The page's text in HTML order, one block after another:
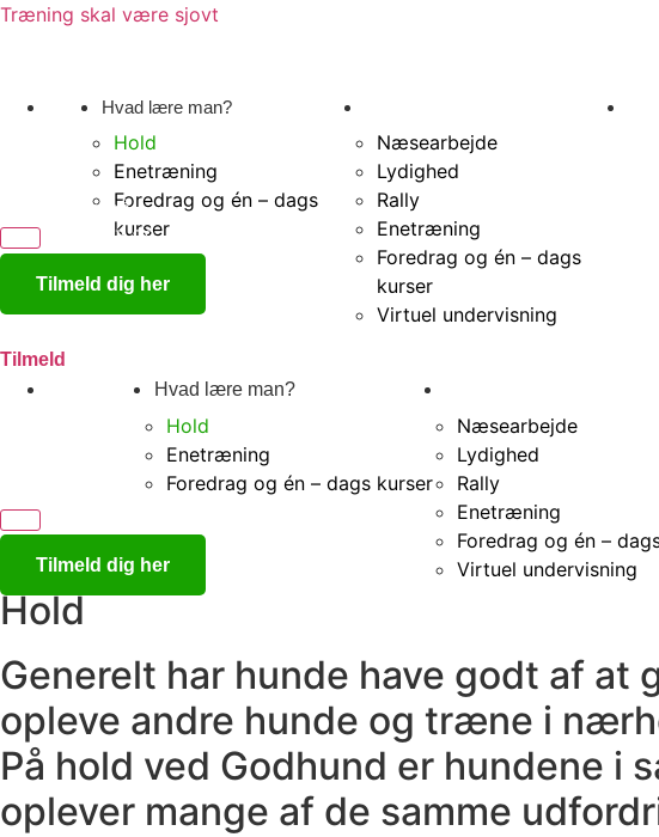
Træning skal være sjovt
Hvad lære man?
Hold
Enetræning
Foredrag og én – dags
kurser
Næsearbejde
Lydighed
Rally
Enetræning
Foredrag og én – dags
kurser
Virtuel undervisning
Ring til mig på
+45 40 55 97 88
Tilmeld dig her
Tilmeld
Hvad lære man?
Hold
Enetræning
Foredrag og én – dags kurser
Næsearbejde
Lydighed
Rally
Enetræning
Foredrag og én –
Virtuel undervisning
+45 40 55 97 88
Tilmeld dig her
Hold
Generelt har hunde have godt af at
opleve andre hunde og træne i
På hold ved Godhund er hundene i
oplever mange af de samme